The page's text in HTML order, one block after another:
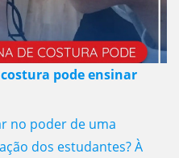
pode ensinar
no poder de uma
dos estudantes? À